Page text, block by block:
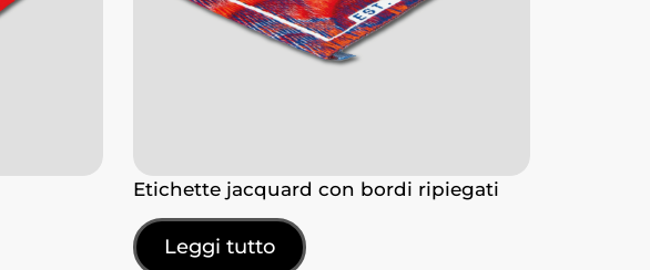
Etichette jacquard con bordi ripiegati
Leggi tutto